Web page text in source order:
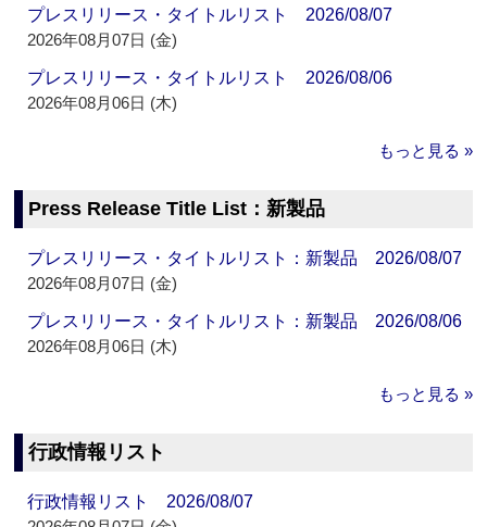
プレスリリース・タイトルリスト 2026/08/07
2026年08月07日 (金)
プレスリリース・タイトルリスト 2026/08/06
2026年08月06日 (木)
もっと見る »
Press Release Title List：新製品
プレスリリース・タイトルリスト：新製品 2026/08/07
2026年08月07日 (金)
プレスリリース・タイトルリスト：新製品 2026/08/06
2026年08月06日 (木)
もっと見る »
行政情報リスト
行政情報リスト 2026/08/07